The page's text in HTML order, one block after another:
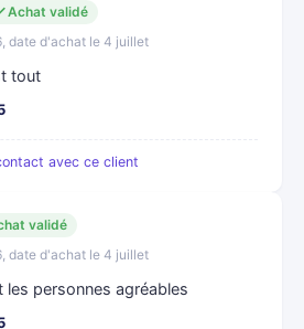
Achat validé
date d'achat le 4 juillet
tout
avec ce client
validé
date d'achat le 4 juillet
les personnes agréables